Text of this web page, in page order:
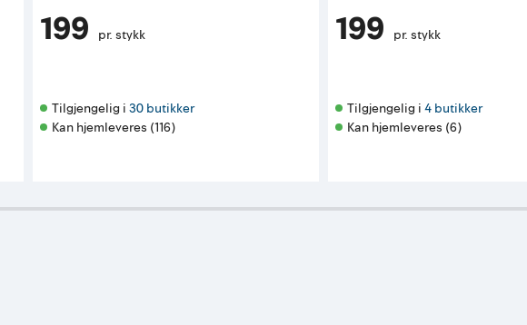
199 pr. stykk
Tilgjengelig i 30 butikker
Kan hjemleveres (116)
199 pr. stykk
Tilgjengelig i 4 butikker
Kan hjemleveres (6)